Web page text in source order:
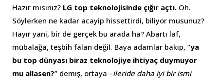
Hazır mısınız? LG top teknolojisinde çığır açtı. Oh.
Söylerken ne kadar acayip hissettirdi, biliyor musunuz?
Hayır yani, bir de gerçek bu arada ha? Abartı laf,
mübalağa, teşbih falan değil. Baya adamlar bakıp, “ya
bu top dünyası biraz teknolojiye ihtiyaç duymuyor
mu allasen?” demiş, ortaya –ileride daha iyi bir ismi